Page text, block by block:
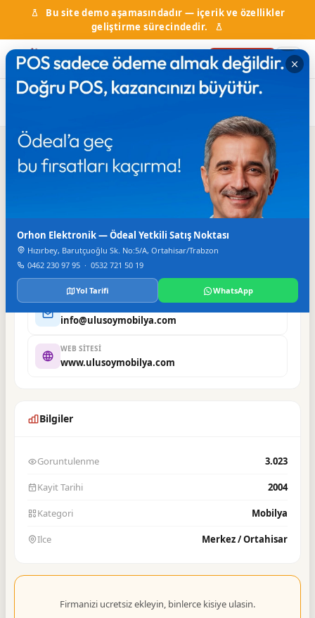
Bu site demo aşamasındadır — içerik ve özellikler
geliştirme sürecindedir.
Firma Ekle
Ana Sayfa Firma Rehberi Ulusoy Mobilya
229 74 59 - 223 20 45
FAKS
223 20 45
info@ulusoymobilya.com
WEB SITESI
www.ulusoymobilya.com
Bilgiler
Goruntulenme 3.023
Kayit Tarihi 2004
Kategori Mobilya
Ilce Merkez / Ortahisar
Firmanizi ucretsiz ekleyin, binlerce kisiye ulasin.
Orhon Elektronik — Ödeal Yetkili Satış Noktası
Hızırbey, Barutçuoğlu Sk. No:5/A, Ortahisar/Trabzon
0462 230 97 95 · 0532 721 50 19
Yol Tarifi WhatsApp